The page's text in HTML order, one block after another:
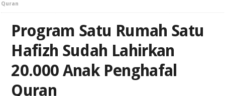
Quran
Program Satu Rumah Satu
Hafizh Sudah Lahirkan
20.000 Anak Penghafal
Quran